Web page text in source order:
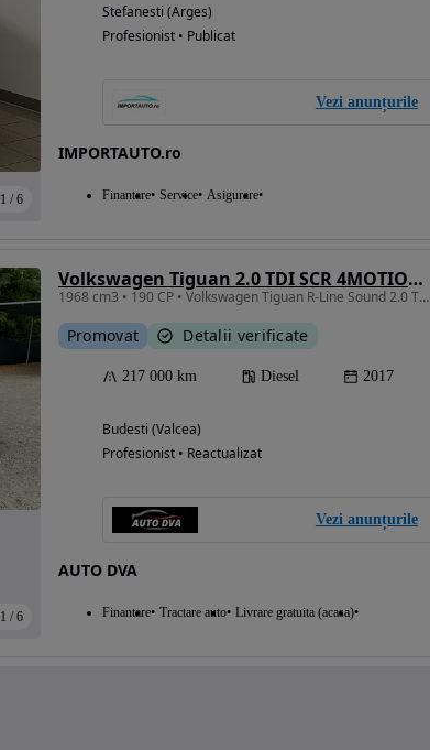
1 / 6
Stefanesti (Arges)
Profesionist • Publicat
Vezi anunțurile
IMPORTAUTO.ro
Finantare Service Asigurare
1 / 6
Volkswagen Tiguan 2.0 TDI SCR 4MOTION (BlueMotion Techn.) DSG Highline
1968 cm3 • 190 CP • Volkswagen Tiguan R-Line Sound 2.0 TDI DSG 4Motion | Virtual Cockpit
Promovat Detalii verificate
217 000 km Diesel 2017
Budesti (Valcea)
Profesionist • Reactualizat
Vezi anunțurile
AUTO DVA
Finantare Tractare auto Livrare gratuita (acasa)